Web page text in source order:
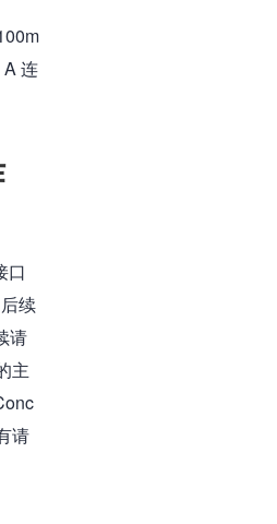
连
口
续
请
主
请